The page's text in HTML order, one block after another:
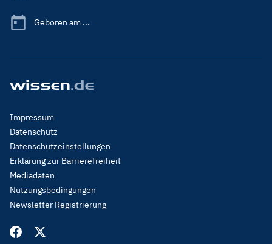
Geboren am ...
Footer
Menu
Legal
Impressum
Datenschutz
Datenschutzeinstellungen
Erklärung zur Barrierefreiheit
Mediadaten
Nutzungsbedingungen
Newsletter Registrierung